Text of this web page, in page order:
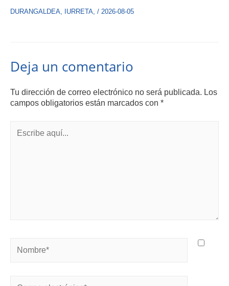
DURANGALDEA, IURRETA, / 2026-08-05
Deja un comentario
Tu dirección de correo electrónico no será publicada. Los
campos obligatorios están marcados con *